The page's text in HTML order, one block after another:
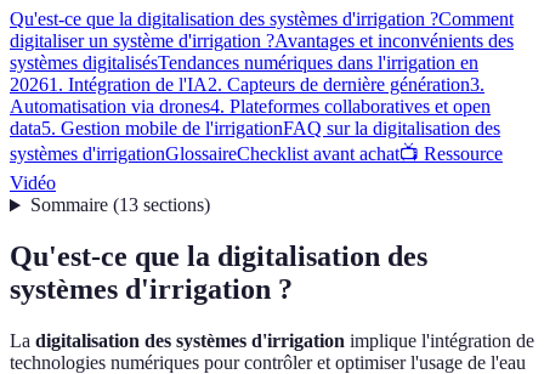
Qu'est-ce que la digitalisation des systèmes d'irrigation ?Comment
digitaliser un système d'irrigation ?Avantages et inconvénients des
systèmes digitalisésTendances numériques dans l'irrigation en
20261. Intégration de l'IA2. Capteurs de dernière génération3.
Automatisation via drones4. Plateformes collaboratives et open
data5. Gestion mobile de l'irrigationFAQ sur la digitalisation des
systèmes d'irrigationGlossaireChecklist avant achat📺 Ressource
Vidéo
Sommaire(13 sections)
Qu'est-ce que la digitalisation des
systèmes d'irrigation ?
La digitalisation des systèmes d'irrigation implique l'intégration de
technologies numériques pour contrôler et optimiser l'usage de l'eau